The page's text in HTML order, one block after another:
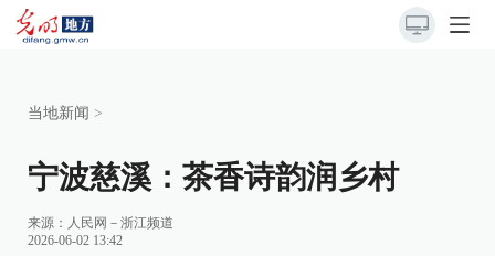
当地新闻 >
宁波慈溪：茶香诗韵润乡村
来源： 人民网－浙江频道
2026-06-02 13:42